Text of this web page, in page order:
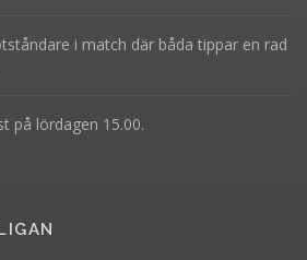
i match där båda tippar en rad
på lördagen 15.00.